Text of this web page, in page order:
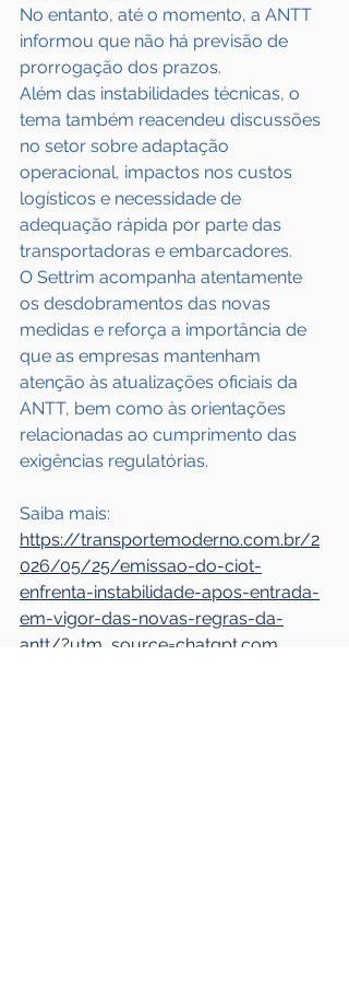
No entanto, até o momento, a ANTT
informou que não há previsão de
prorrogação dos prazos.
Além das instabilidades técnicas, o
tema também reacendeu discussões
no setor sobre adaptação
operacional, impactos nos custos
logísticos e necessidade de
adequação rápida por parte das
transportadoras e embarcadores.
O Settrim acompanha atentamente
os desdobramentos das novas
medidas e reforça a importância de
que as empresas mantenham
atenção às atualizações oficiais da
ANTT, bem como às orientações
relacionadas ao cumprimento das
exigências regulatórias.
Saiba mais:
https://transportemoderno.com.br/2
026/05/25/emissao-do-ciot-
enfrenta-instabilidade-apos-entrada-
em-vigor-das-novas-regras-da-
antt/?utm_source=chatgpt.com